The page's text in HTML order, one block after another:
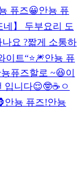
퓨즈😀안뇽 퓨
네】 두부요리 도
요 ?짧게 소통하
이트“⭐️🎆안뇽 퓨
퓨즈할로 ~😆이
입니다😌🤓☕️ ㅇ
안뇽 퓨즈!안뇽